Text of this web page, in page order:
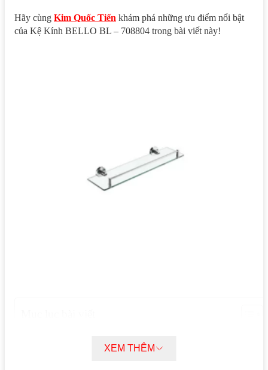
Hãy cùng Kim Quốc Tiến khám phá những ưu điểm nổi bật
của Kệ Kính BELLO BL – 708804 trong bài viết này!
Đặc điểm nổi bật Kệ Kính BELLO BL – 708804
XEM THÊM